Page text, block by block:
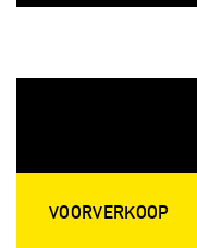
VOORVERKOOP